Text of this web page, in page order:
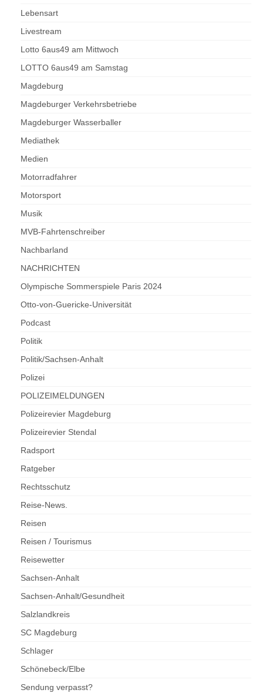
Lebensart
Livestream
Lotto 6aus49 am Mittwoch
LOTTO 6aus49 am Samstag
Magdeburg
Magdeburger Verkehrsbetriebe
Magdeburger Wasserballer
Mediathek
Medien
Motorradfahrer
Motorsport
Musik
MVB-Fahrtenschreiber
Nachbarland
NACHRICHTEN
Olympische Sommerspiele Paris 2024
Otto-von-Guericke-Universität
Podcast
Politik
Politik/Sachsen-Anhalt
Polizei
POLIZEIMELDUNGEN
Polizeirevier Magdeburg
Polizeirevier Stendal
Radsport
Ratgeber
Rechtsschutz
Reise-News.
Reisen
Reisen / Tourismus
Reisewetter
Sachsen-Anhalt
Sachsen-Anhalt/Gesundheit
Salzlandkreis
SC Magdeburg
Schlager
Schönebeck/Elbe
Sendung verpasst?